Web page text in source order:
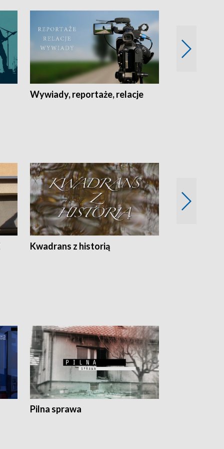
Wywiady, reportaże, relacje
Kwadrans z historią
Pilna sprawa